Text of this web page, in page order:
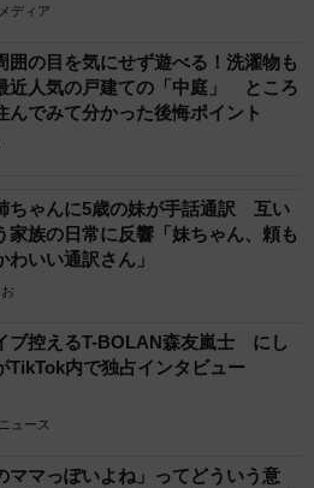
ディア
囲の目を気にせず遊べる！洗濯物も
近人気の戸建ての「中庭」 ところ
でみて分かった後悔ポイント
ちゃんに5歳の妹が手話通訳 互い
家族の日常に反響「妹ちゃん、頼も
わいい通訳さん」
ブ控えるT-BOLAN森友嵐士 にし
TikTok内で独占インタビュー
ュース
ママっぽいよね」ってどういう意